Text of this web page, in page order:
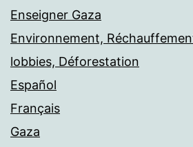
Enseigner Gaza
Environnement,
lobbies, Déforestation
Español
Français
Gaza